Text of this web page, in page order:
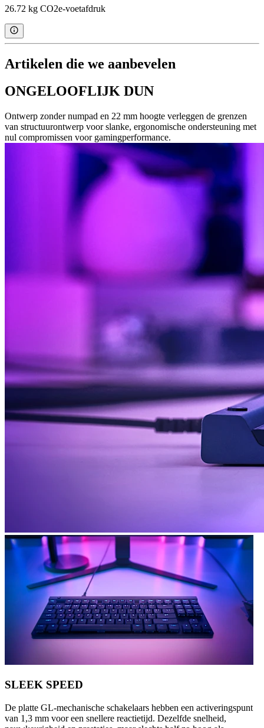
26.72 kg CO2e-voetafdruk
Artikelen die we aanbevelen
ONGELOOFLIJK DUN
Ontwerp zonder numpad en 22 mm hoogte verleggen de grenzen
van structuurontwerp voor slanke, ergonomische ondersteuning met
nul compromissen voor gamingperformance.
SLEEK SPEED
De platte GL-mechanische schakelaars hebben een activeringspunt
van 1,3 mm voor een snellere reactietijd. Dezelfde snelheid,